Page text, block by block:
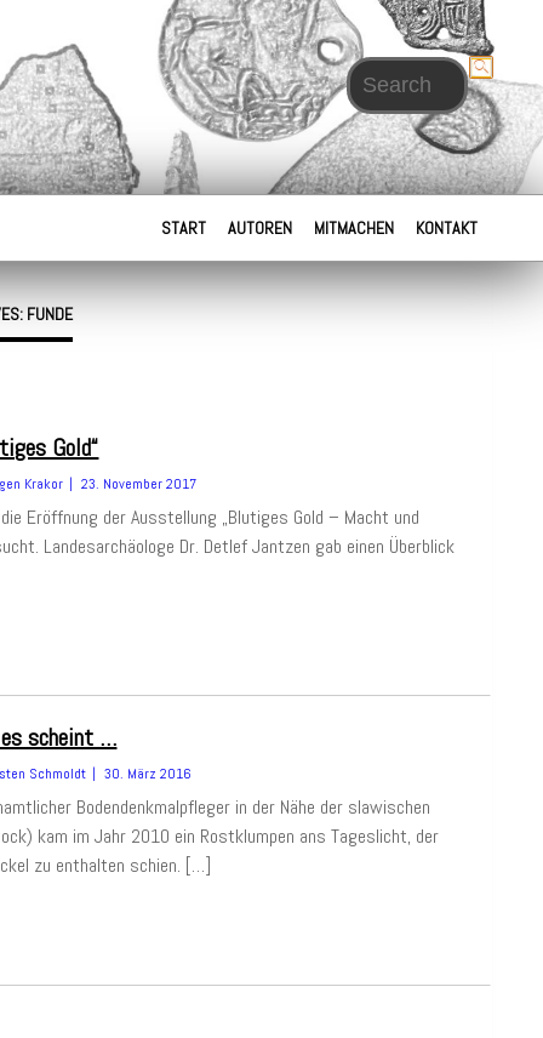
Search for:
START AUTOREN MITMACHEN KONTAKT
FUNDE
Gold“
Krakor 23. November 2017
Eröffnung der Ausstellung „Blutiges Gold – Macht und
Landesarchäologe Dr. Detlef Jantzen gab einen Überblick
scheint …
Schmoldt 30. März 2016
Bodendenkmalpfleger in der Nähe der slawischen
kam im Jahr 2010 ein Rostklumpen ans Tageslicht, der
zu enthalten schien. […]